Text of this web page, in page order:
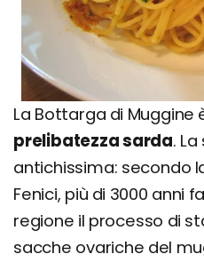
La Bottarga di Muggine
prelibatezza sarda.
antichissima: secondo
Fenici, più di 3000 anni
regione il processo di
sacche ovariche del